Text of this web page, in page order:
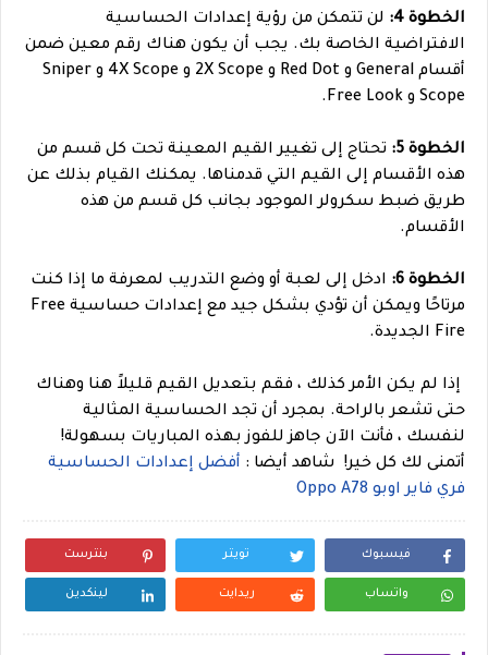
الخطوة 4:
لن تتمكن من رؤية إعدادات الحساسية
الافتراضية الخاصة بك. يجب أن يكون هناك رقم معين ضمن
أقسام General و Red Dot و 2X Scope و 4X Scope و Sniper
Scope و Free Look.
الخطوة 5:
تحتاج إلى تغيير القيم المعينة تحت كل قسم من
هذه الأقسام إلى القيم التي قدمناها. يمكنك القيام بذلك عن
طريق ضبط سكرولر الموجود بجانب كل قسم من هذه
الأقسام.
الخطوة 6:
ادخل إلى لعبة أو وضع التدريب لمعرفة ما إذا كنت
مرتاحًا ويمكن أن تؤدي بشكل جيد مع إعدادات حساسية Free
Fire الجديدة.
إذا لم يكن الأمر كذلك ، فقم بتعديل القيم قليلاً هنا وهناك
حتى تشعر بالراحة. بمجرد أن تجد الحساسية المثالية
لنفسك ، فأنت الآن جاهز للفوز بهذه المباريات بسهولة!
أتمنى لك كل خير!
شاهد أيضا : أفضل إعدادات الحساسية
فري فاير اوبو Oppo A78
فيسبوك تويتر بنترست
واتساب ريدايت لينكدين